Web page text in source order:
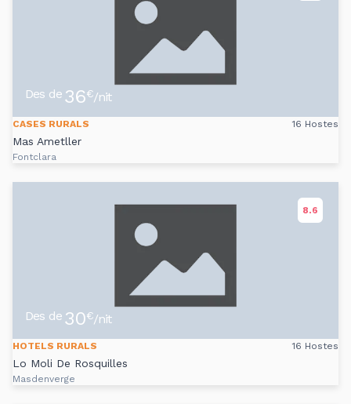
Des de 36€/nit
CASES RURALS 16 Hostes
Mas Ametller
Fontclara
8.6
Des de 30€/nit
HOTELS RURALS 16 Hostes
Lo Moli De Rosquilles
Masdenverge